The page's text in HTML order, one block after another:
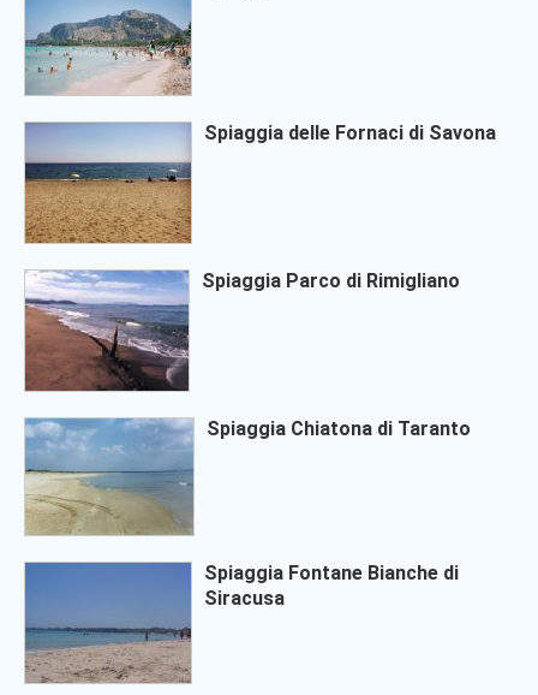
Spiaggia delle Fornaci di Savona
Spiaggia Parco di Rimigliano
Spiaggia Chiatona di Taranto
Spiaggia Fontane Bianche di
Siracusa